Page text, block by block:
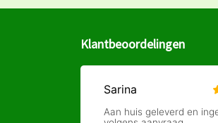
Klantbeoordelingen